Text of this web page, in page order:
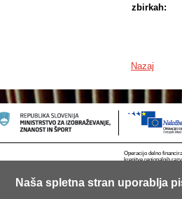
Naša spletna stran uporablja
zbirkah:
Nazaj
Operacijo delno
krepitve regionalnih
© 2013 Univerza v Ljubljani Kontakt